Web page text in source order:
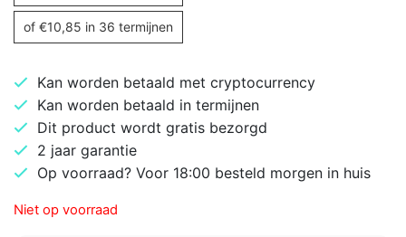
of €10,85 in 36 termijnen
Kan worden betaald met cryptocurrency
Kan worden betaald in termijnen
Dit product wordt gratis bezorgd
2 jaar garantie
Op voorraad? Voor 18:00 besteld morgen in huis
Niet op voorraad